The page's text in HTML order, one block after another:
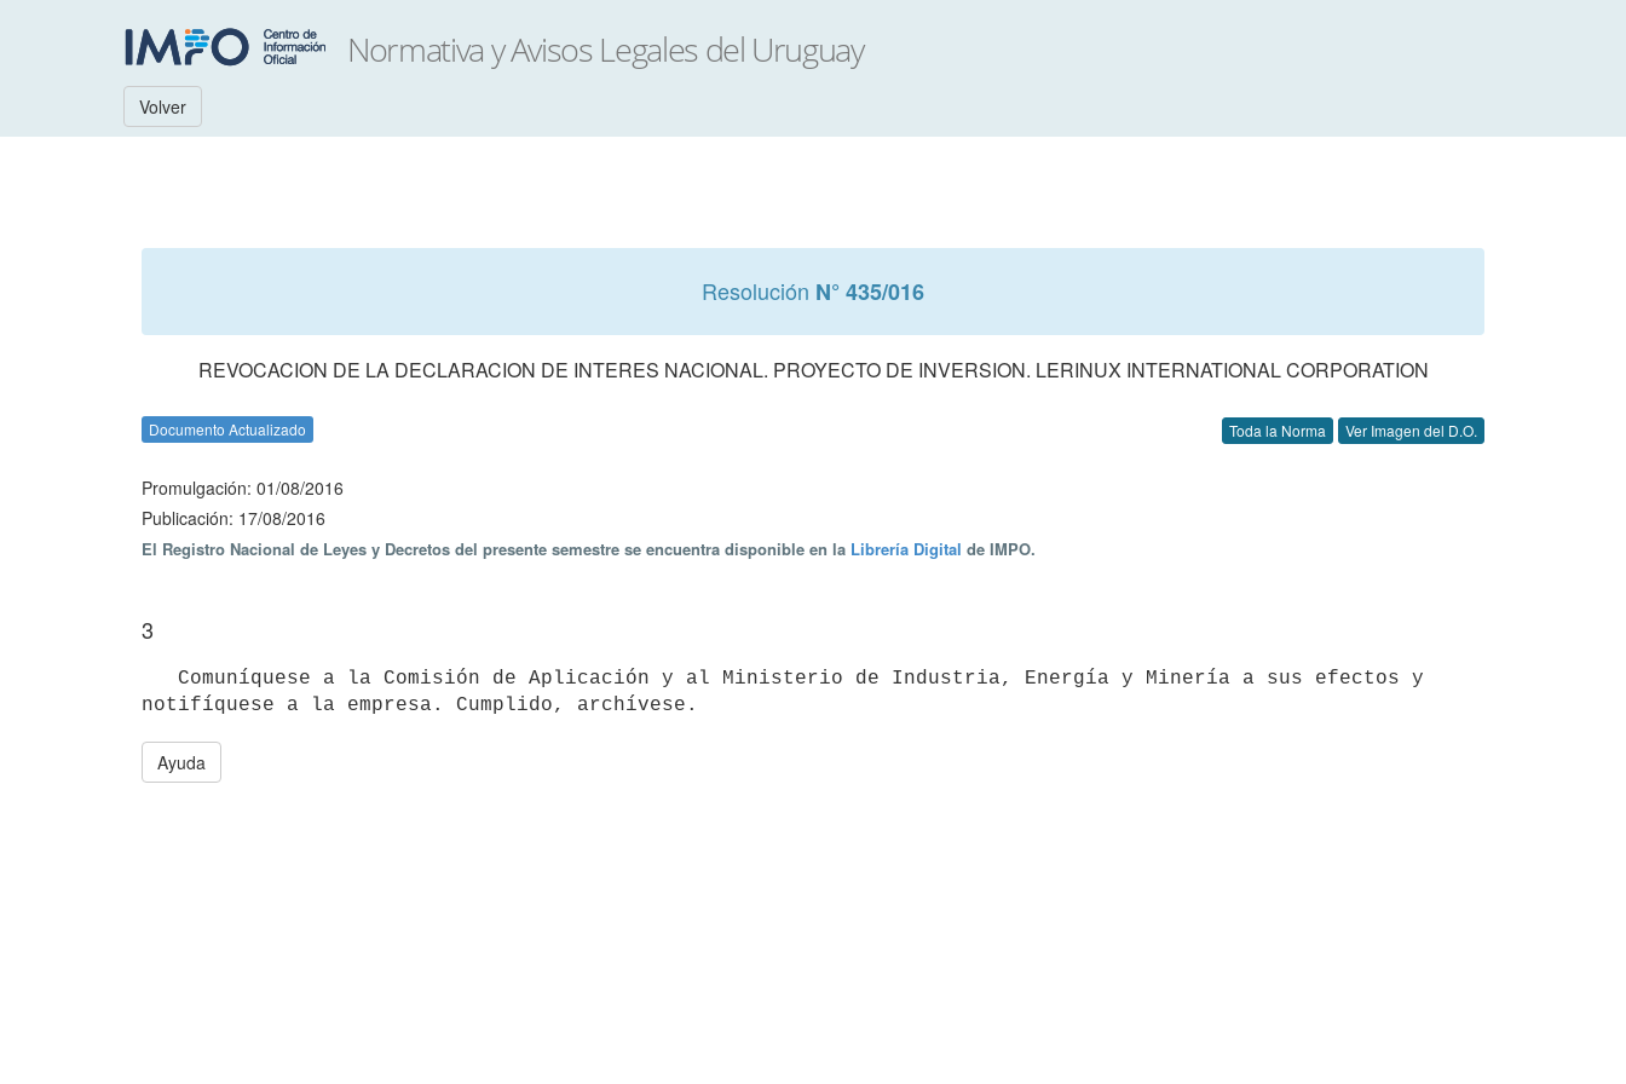
Volver
Resolución N° 435/016
REVOCACION DE LA DECLARACION DE INTERES NACIONAL. PROYECTO DE INVERSION. LERINUX INTERNATIONAL CORPORATION
Documento Actualizado Toda la Norma Ver Imagen del D.O.
Promulgación: 01/08/2016
Publicación: 17/08/2016
El Registro Nacional de Leyes y Decretos del presente semestre se encuentra disponible en la Librería Digital de IMPO.
3
Ayuda